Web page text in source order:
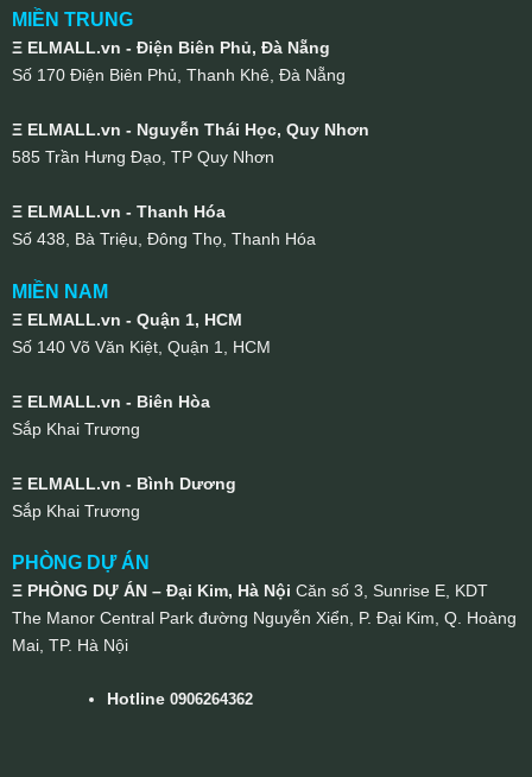
MIỀN TRUNG
Ξ ELMALL.vn - Điện Biên Phủ, Đà Nẵng
Số 170 Điện Biên Phủ, Thanh Khê, Đà Nẵng
Ξ ELMALL.vn - Nguyễn Thái Học, Quy Nhơn
585 Trần Hưng Đạo, TP Quy Nhơn
Ξ ELMALL.vn - Thanh Hóa
Số 438, Bà Triệu, Đông Thọ, Thanh Hóa
MIỀN NAM
Ξ ELMALL.vn - Quận 1, HCM
Số 140 Võ Văn Kiệt, Quận 1, HCM
Ξ ELMALL.vn - Biên Hòa
Sắp Khai Trương
Ξ ELMALL.vn - Bình Dương
Sắp Khai Trương
PHÒNG DỰ ÁN
Ξ PHÒNG DỰ ÁN – Đại Kim, Hà Nội Căn số 3, Sunrise E, KDT
The Manor Central Park đường Nguyễn Xiển, P. Đại Kim, Q. Hoàng
Mai, TP. Hà Nội
Hotline0906264362